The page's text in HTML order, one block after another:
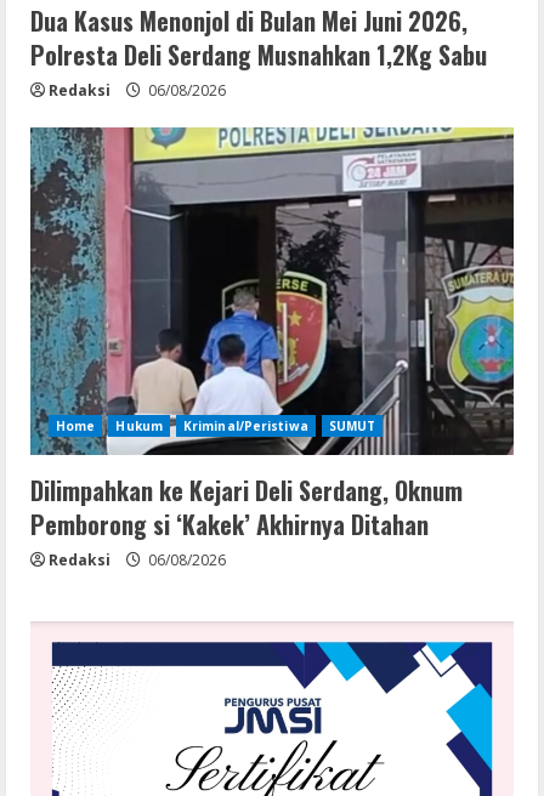
Dua Kasus Menonjol di Bulan Mei Juni 2026,
Polresta Deli Serdang Musnahkan 1,2Kg Sabu
Redaksi 06/08/2026
Home Hukum Kriminal/Peristiwa SUMUT
Dilimpahkan ke Kejari Deli Serdang, Oknum
Pemborong si ‘Kakek’ Akhirnya Ditahan
Redaksi 06/08/2026